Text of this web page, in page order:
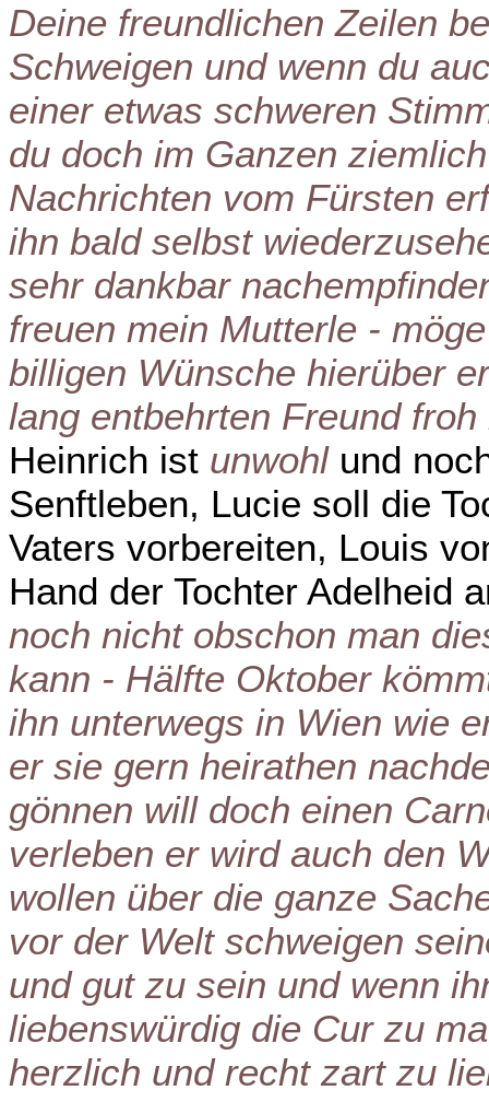
Deine freundlichen Zeilen
Schweigen und wenn du
einer etwas schweren
du doch im Ganzen
Nachrichten vom Fürsten
ihn bald selbst
sehr dankbar
freuen mein Mutterle -
billigen Wünsche hierüber
lang entbehrten Freund
Heinrich ist unwohlund
Senftleben, Lucie soll die
Vaters vorbereiten, Louis
Hand der Tochter Adelheid
noch nicht obschon man
kann - Hälfte Oktober
ihn unterwegs in Wien wie
er sie gern heirathen
gönnen will doch einen
verleben er wird auch den
wollen über die ganze
vor der Welt schweigen
und gut zu sein und wenn
liebenswürdig die Cur zu
herzlich und recht zart zu